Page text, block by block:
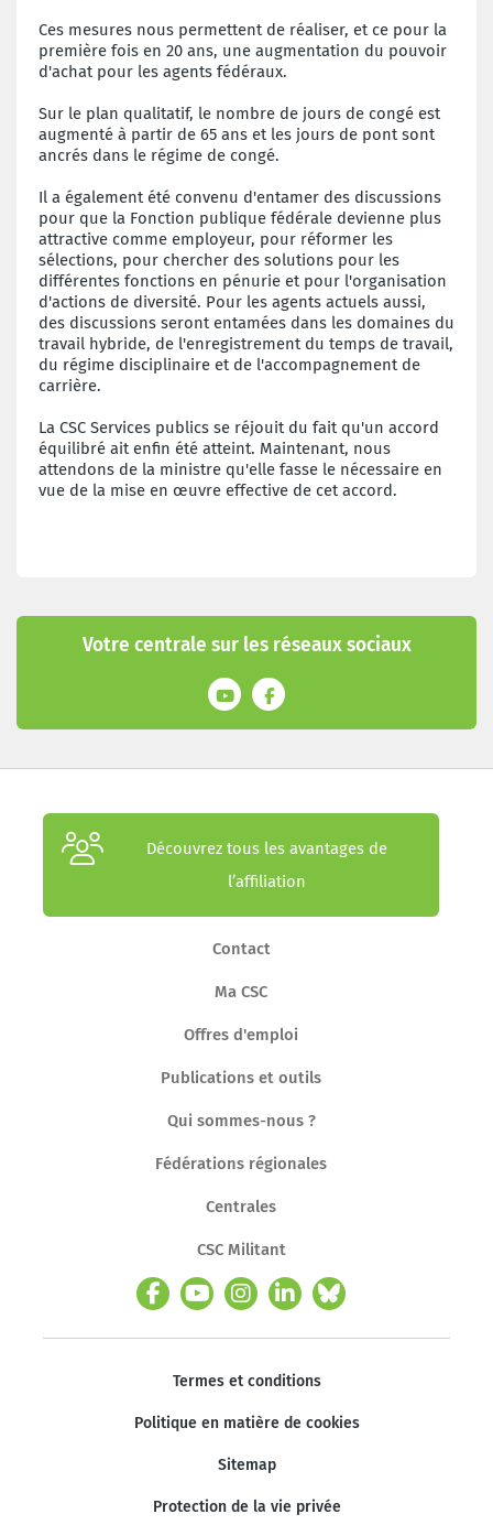
Ces mesures nous permettent de réaliser, et ce pour la
première fois en 20 ans, une augmentation du pouvoir
d'achat pour les agents fédéraux.
Sur le plan qualitatif, le nombre de jours de congé est
augmenté à partir de 65 ans et les jours de pont sont
ancrés dans le régime de congé.
Il a également été convenu d'entamer des discussions
pour que la Fonction publique fédérale devienne plus
attractive comme employeur, pour réformer les
sélections, pour chercher des solutions pour les
différentes fonctions en pénurie et pour l'organisation
d'actions de diversité. Pour les agents actuels aussi,
des discussions seront entamées dans les domaines du
travail hybride, de l'enregistrement du temps de travail,
du régime disciplinaire et de l'accompagnement de
carrière.
La CSC Services publics se réjouit du fait qu'un accord
équilibré ait enfin été atteint. Maintenant, nous
attendons de la ministre qu'elle fasse le nécessaire en
vue de la mise en œuvre effective de cet accord.
Votre centrale sur les réseaux sociaux
Découvrez tous les avantages de
l’affiliation
Contact
Ma CSC
Offres d'emploi
Publications et outils
Qui sommes-nous ?
Fédérations régionales
Centrales
CSC Militant
Termes et conditions
Politique en matière de cookies
Sitemap
Protection de la vie privée